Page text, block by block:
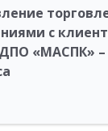
с
«МАСПК» –